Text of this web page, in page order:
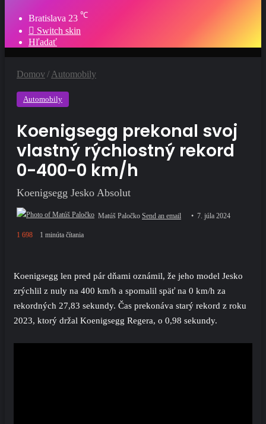
Bratislava 23 ℃
Switch skin
Hľadať
Domov/ Automobily
Automobily
Koenigsegg prekonal svoj
vlastný rýchlostný rekord
0-400-0 km/h
Koenigsegg Jesko Absolut
Matúš Paločko Send an email 7. júla 2024
1 698 1 minúta čítania
Koenigsegg len pred pár dňami oznámil, že jeho model Jesko
zrýchlil z nuly na 400 km/h a spomalil späť na 0 km/h za
rekordných 27,83 sekundy. Čas prekonáva starý rekord z roku
2023, ktorý držal Koenigsegg Regera, o 0,98 sekundy.